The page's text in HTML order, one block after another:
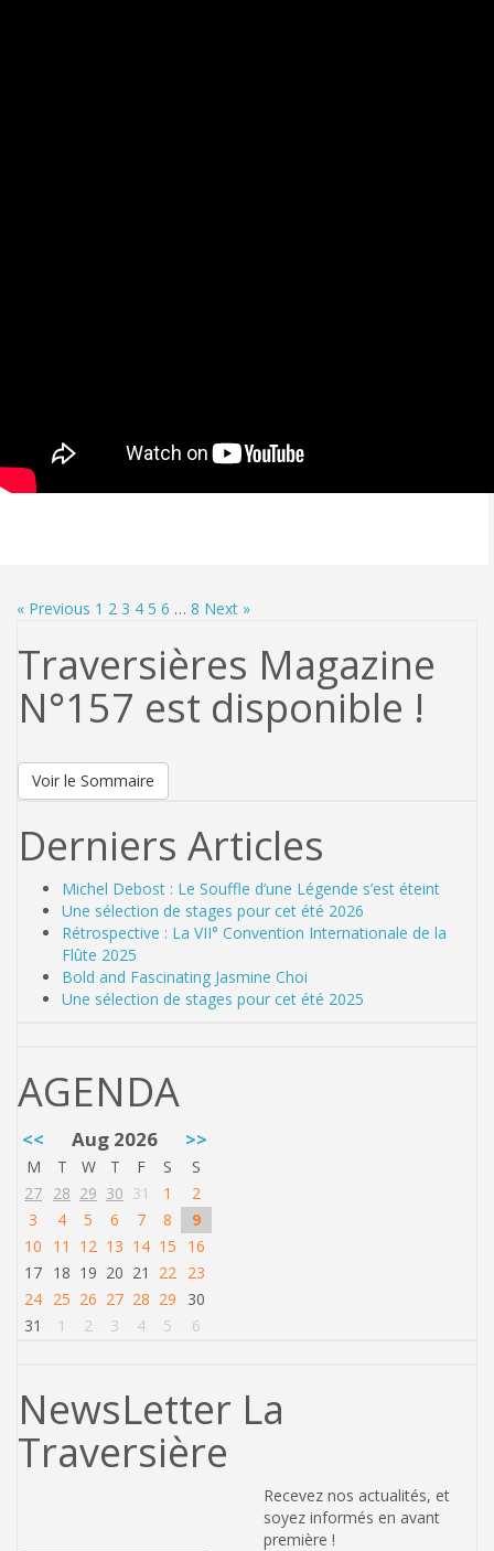
« Previous 1 2 3 4 5 6 … 8 Next »
Traversières Magazine
N°157 est disponible !
Voir le Sommaire
Derniers Articles
Michel Debost : Le Souffle d’une Légende s’est éteint
Une sélection de stages pour cet été 2026
Rétrospective : La VII° Convention Internationale de la
Flûte 2025
Bold and Fascinating Jasmine Choi
Une sélection de stages pour cet été 2025
AGENDA
<< Aug 2026 >>
M T W T F S
S
27 28 29 30 31 1
2
3
4 5 6 7 8
9
10
11 12 13 14 15
16
17 18 19 20 21 22 23
24 25 26 27 28 29
30
31
1 2 3 4 5 6
NewsLetter La
Traversière
Recevez nos actualités, et
soyez informés en avant
première !